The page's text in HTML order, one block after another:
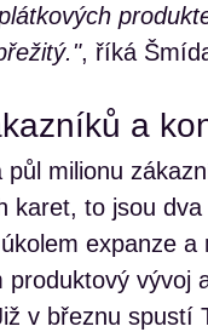
, říká
a
půl milionu
karet, to jsou
expanze
produktový vývoj
v březnu spustí